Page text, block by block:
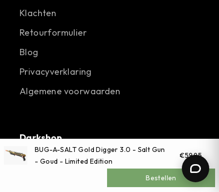
Klachten
Retourformulier
Blog
Privacyverklaring
Algemene voorwaarden
Darkshop
Afrikaweg 53
9407 TP Assen
+31592201103
BUG-A-SALT Gold Digger 3.0 - Salt Gun
- Goud - Limited Edition
€59,95
Bestellen